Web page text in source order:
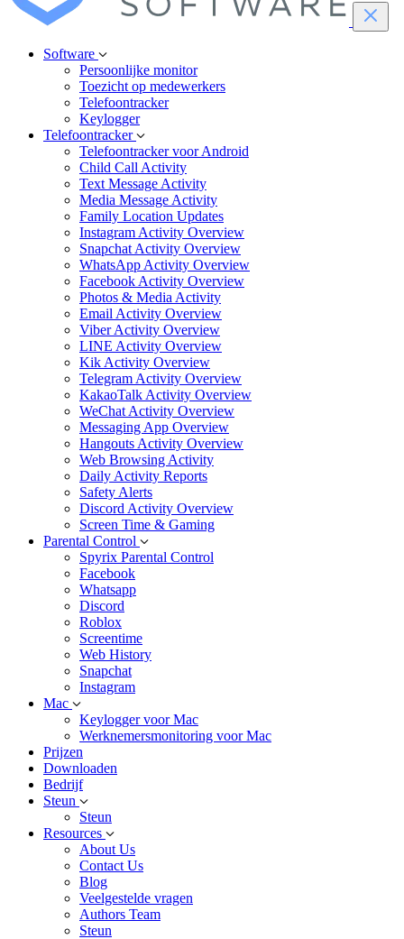
Software
Persoonlijke monitor
Toezicht op medewerkers
Telefoontracker
Keylogger
Telefoontracker
Telefoontracker voor Android
Child Call Activity
Text Message Activity
Media Message Activity
Family Location Updates
Instagram Activity Overview
Snapchat Activity Overview
WhatsApp Activity Overview
Facebook Activity Overview
Photos & Media Activity
Email Activity Overview
Viber Activity Overview
LINE Activity Overview
Kik Activity Overview
Telegram Activity Overview
KakaoTalk Activity Overview
WeChat Activity Overview
Messaging App Overview
Hangouts Activity Overview
Web Browsing Activity
Daily Activity Reports
Safety Alerts
Discord Activity Overview
Screen Time & Gaming
Parental Control
Spyrix Parental Control
Facebook
Whatsapp
Discord
Roblox
Screentime
Web History
Snapchat
Instagram
Mac
Keylogger voor Mac
Werknemersmonitoring voor Mac
Prijzen
Downloaden
Bedrijf
Steun
Steun
Resources
About Us
Contact Us
Blog
Veelgestelde vragen
Authors Team
Steun